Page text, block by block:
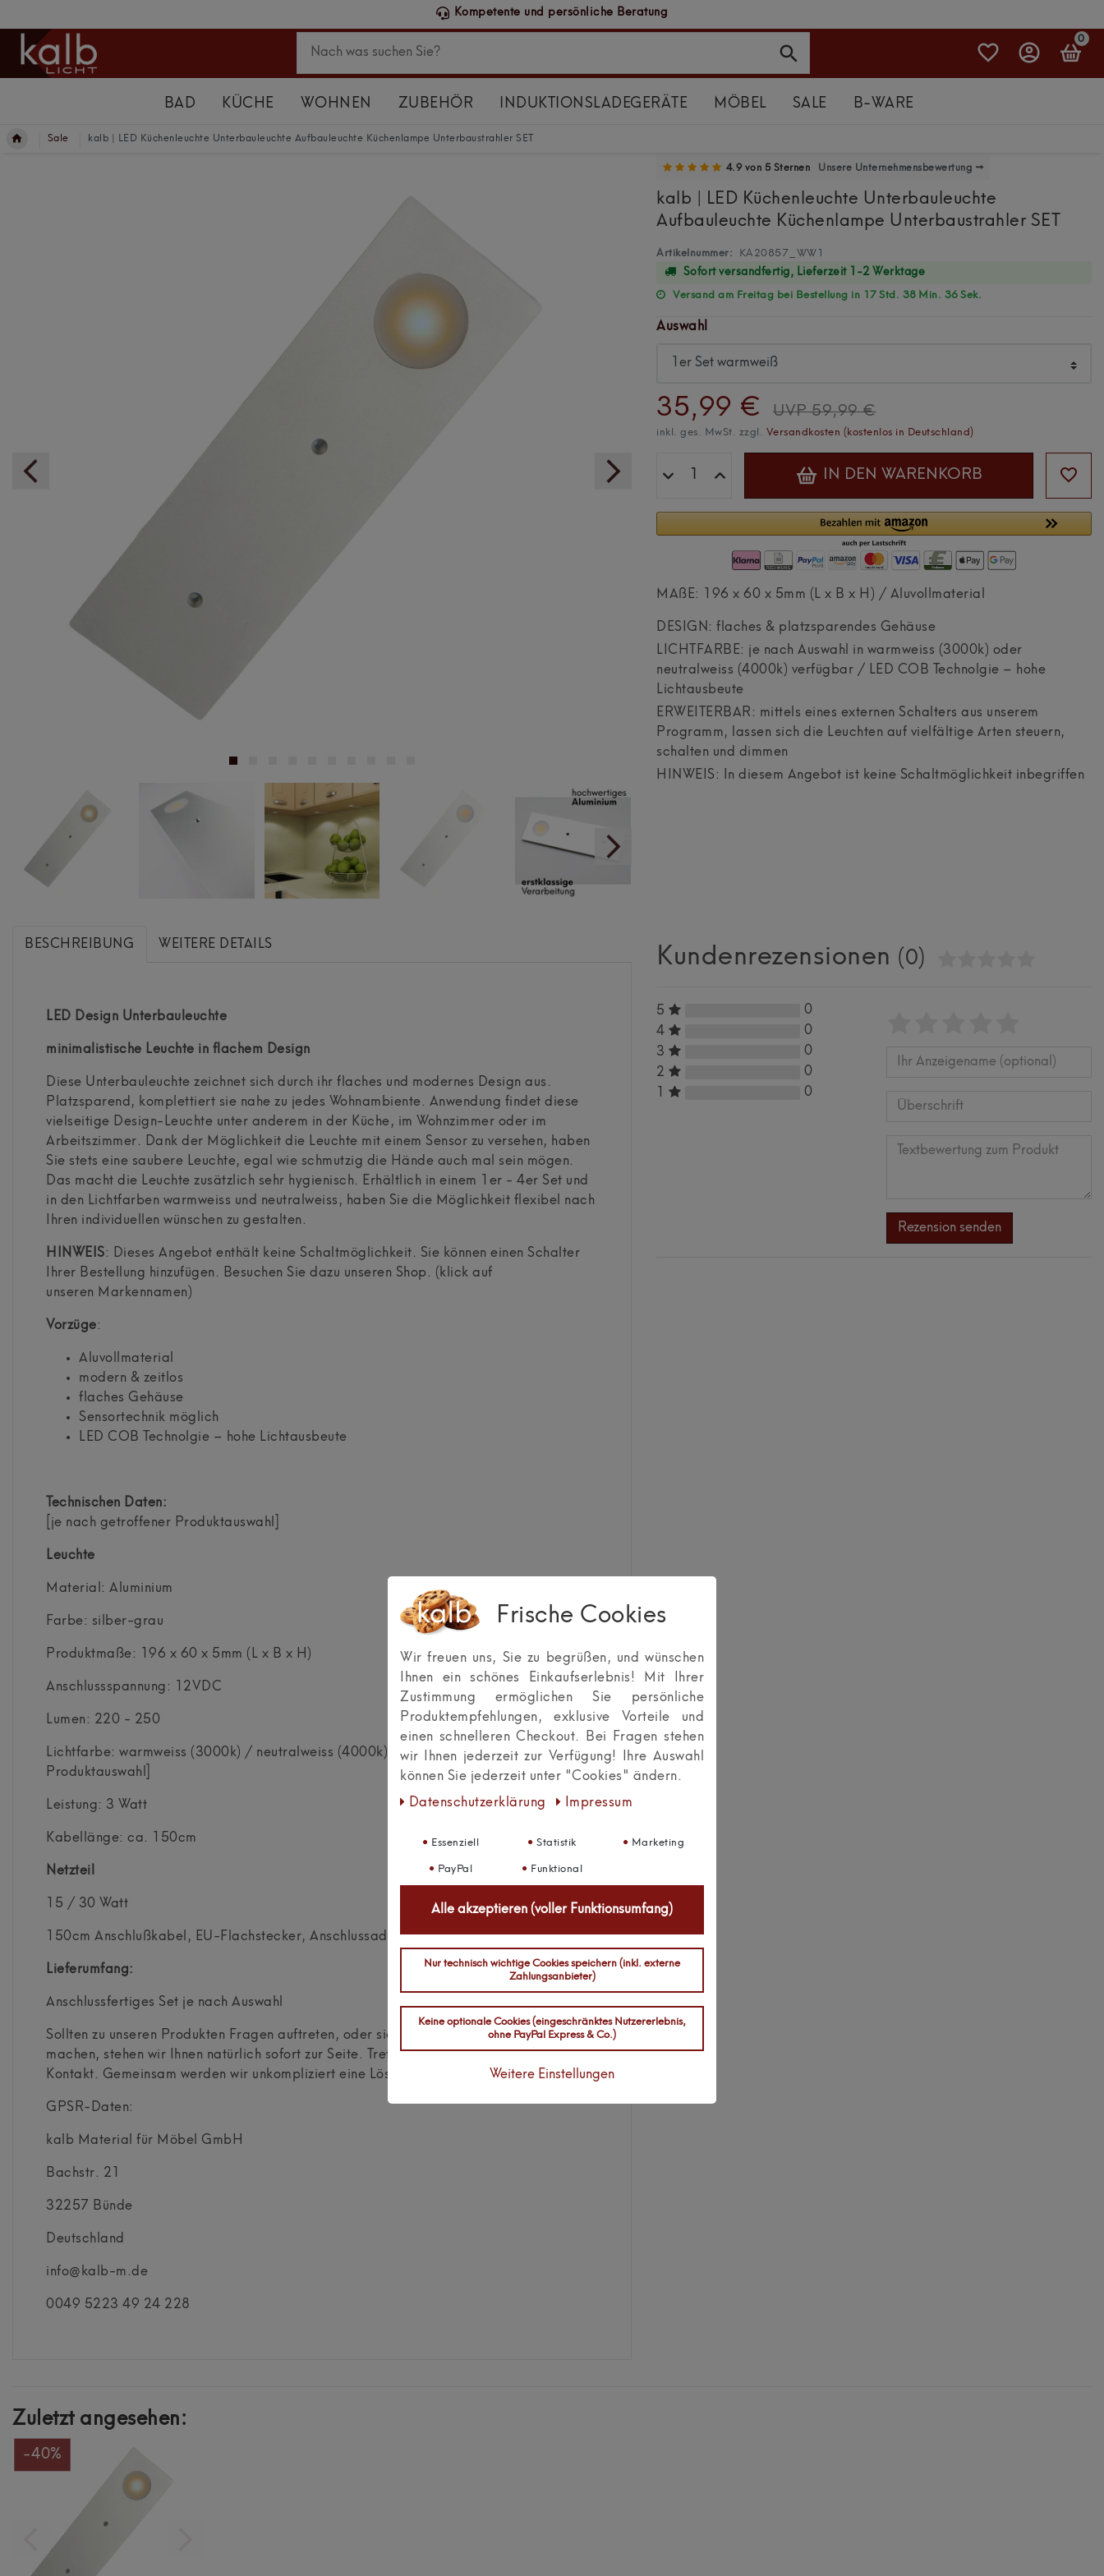
Kompetente und persönliche Beratung
0
BAD KÜCHE WOHNEN ZUBEHÖR INDUKTIONSLADEGERÄTE MÖBEL SALE B-WARE
Sale kalb | LED Küchenleuchte Unterbauleuchte Aufbauleuchte Küchenlampe Unterbaustrahler SET
4.9 von 5 Sternen Unsere Unternehmensbewertung →
kalb | LED Küchenleuchte Unterbauleuchte
Aufbauleuchte Küchenlampe Unterbaustrahler SET
Artikelnummer:
KA20857_WW1
Sofort versandfertig, Lieferzeit 1-2 Werktage
Versand am Freitag bei Bestellung in 17 Std. 38 Min. 35 Sek.
Auswahl
35,99 € UVP 59,99 €
inkl. ges. MwSt. zzgl. Versandkosten (kostenlos in Deutschland)
IN DEN WARENKORB
MAßE: 196 x 60 x 5mm (L x B x H) / Aluvollmaterial
DESIGN: flaches & platzsparendes Gehäuse
LICHTFARBE: je nach Auswahl in warmweiss (3000k) oder
neutralweiss (4000k) verfügbar / LED COB Technolgie – hohe
Lichtausbeute
ERWEITERBAR: mittels eines externen Schalters aus unserem
Programm, lassen sich die Leuchten auf vielfältige Arten steuern,
schalten und dimmen
HINWEIS: In diesem Angebot ist keine Schaltmöglichkeit inbegriffen
BESCHREIBUNG WEITERE DETAILS
LED Design Unterbauleuchte
minimalistische Leuchte in flachem Design
Diese Unterbauleuchte zeichnet sich durch ihr flaches und modernes Design aus.
Platzsparend, komplettiert sie nahe zu jedes Wohnambiente. Anwendung findet diese
vielseitige Design-Leuchte unter anderem in der Küche, im Wohnzimmer oder im
Arbeitszimmer. Dank der Möglichkeit die Leuchte mit einem Sensor zu versehen, haben
Sie stets eine saubere Leuchte, egal wie schmutzig die Hände auch mal sein mögen.
Das macht die Leuchte zusätzlich sehr hygienisch. Erhältlich in einem 1er - 4er Set und
in den Lichtfarben warmweiss und neutralweiss, haben Sie die Möglichkeit flexibel nach
Ihren individuellen wünschen zu gestalten.
HINWEIS: Dieses Angebot enthält keine Schaltmöglichkeit. Sie können einen Schalter
Ihrer Bestellung hinzufügen. Besuchen Sie dazu unseren Shop. (klick auf
unseren Markennamen)
Vorzüge:
Aluvollmaterial
modern & zeitlos
flaches Gehäuse
Sensortechnik möglich
LED COB Technolgie – hohe Lichtausbeute
Technischen Daten:
[je nach getroffener Produktauswahl]
Leuchte
Material: Aluminium
Farbe: silber-grau
Produktmaße: 196 x 60 x 5mm (L x B x H)
Anschlussspannung: 12VDC
Lumen: 220 - 250
Lichtfarbe: warmweiss (3000k) / neutralweiss (4000k) [je nach getroffener
Produktauswahl]
Leistung: 3 Watt
Kabellänge: ca. 150cm
Netzteil
15 / 30 Watt
150cm Anschlußkabel, EU-Flachstecker, Anschlussadapter
Lieferumfang:
Anschlussfertiges Set je nach Auswahl
Sollten zu unseren Produkten Fragen auftreten, oder sich Probleme bemerkbar
machen, stehen wir Ihnen natürlich sofort zur Seite. Treten Sie gerne mit uns in
Kontakt. Gemeinsam werden wir unkompliziert eine Lösung finden!
GPSR-Daten:
kalb Material für Möbel GmbH
Bachstr. 21
32257 Bünde
Deutschland
info@kalb-m.de
0049 5223 49 24 228
Kundenrezensionen (0)
5
0
4
0
3
0
2
0
0
von
von
von
von
von
Anzeigename
zum
Produkt
Rezension senden
Zuletzt angesehen:
-40%
Frische Cookies
Wir freuen uns, Sie zu begrüßen, und wünschen
Ihnen ein schönes Einkaufserlebnis! Mit Ihrer
Zustimmung ermöglichen Sie persönliche
Produktempfehlungen, exklusive Vorteile und
einen schnelleren Checkout. Bei Fragen stehen
wir Ihnen jederzeit zur Verfügung! Ihre Auswahl
können Sie jederzeit unter "Cookies" ändern.
Daten­schutz­erklärung
Impressum
Essenziell Statistik Marketing
PayPal Funktional
Alle akzeptieren (voller Funktionsumfang)
Nur technisch wichtige Cookies speichern (inkl. externe
Zahlungsanbieter)
Keine optionale Cookies (eingeschränktes Nutzererlebnis,
ohne PayPal Express & Co.)
Weitere Einstellungen